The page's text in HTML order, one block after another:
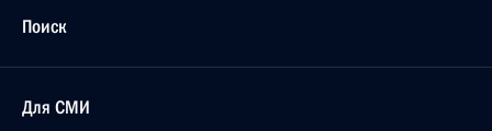
Поиск
Для СМИ